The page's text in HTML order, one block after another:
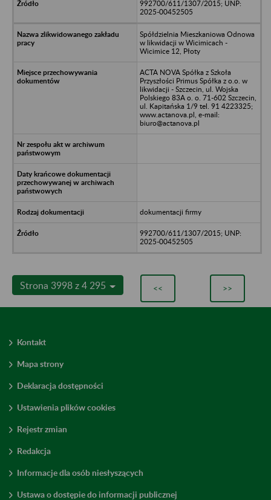
992700/611/1307/2015; UNP:
2025-00452505
Spółdzielnia Mieszkaniowa Odnowa
w likwidacji w Wicimicach -
Wicimice 12, Płoty
ACTA NOVA Spółka z Szkoła
Przyszłości Primus Spółka z o.o. w
likwidacji - Szczecin, ul. Wojska
Polskiego 83A o. o. 71-602 Szczecin,
ul. Kapitańska 1/9 tel. 91 4223325;
www.actanova.pl, e-mail:
biuro@actanova.pl
dokumentacji firmy
992700/611/1307/2015; UNP:
2025-00452505
Strona 3998 z 4 295 << >>
Kontakt
Mapa strony
Deklaracja dostępności
Ustawienia plików cookies
Rejestr zmian
Redakcja
Informacje dla osób niesłyszących
Ustawa o dostępie do informacji publicznej